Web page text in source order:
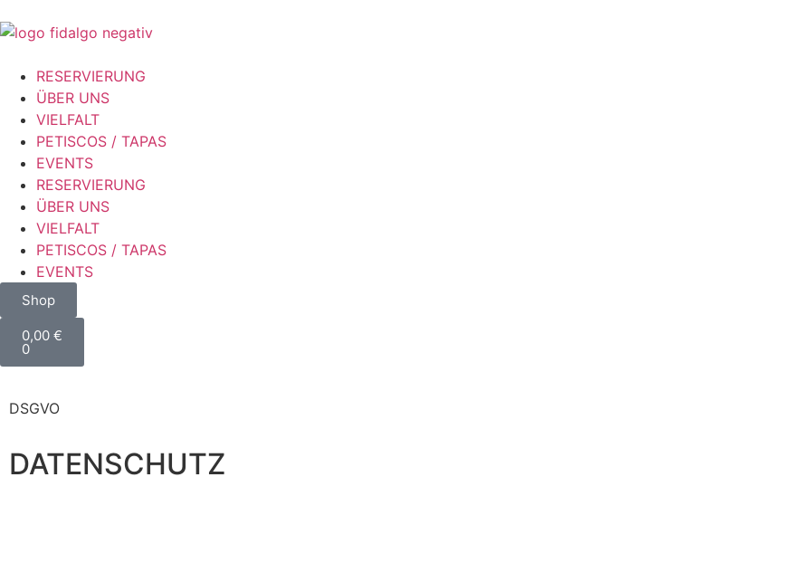
RESERVIERUNG
ÜBER UNS
VIELFALT
PETISCOS / TAPAS
EVENTS
RESERVIERUNG
ÜBER UNS
VIELFALT
PETISCOS / TAPAS
EVENTS
Shop
0,00 €
0
DSGVO
DATENSCHUTZ